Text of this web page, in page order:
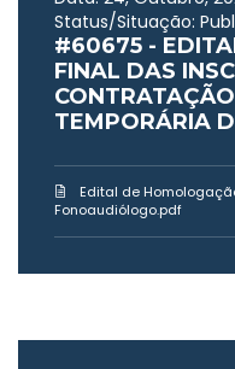
Status/Situação:
#60675 -
FINAL DAS
TEMPORÁRIA
Edital de
Fonoaudiólogo.pdf